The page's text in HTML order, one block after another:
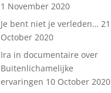
1 November 2020
Je bent niet je verleden… 21
October 2020
Ira in documentaire over
Buitenlichamelijke
ervaringen 10 October 2020